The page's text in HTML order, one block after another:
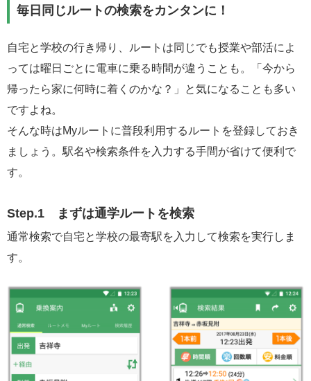
毎日同じルートの検索をカンタンに！
自宅と学校の行き帰り、ルートは同じでも授業や部活によ
っては曜日ごとに電車に乗る時間が違うことも。「今から
帰ったら家に何時に着くのかな？」と気になることも多い
ですよね。
そんな時はMyルートに普段利用するルートを登録しておき
ましょう。駅名や検索条件を入力する手間が省けて便利で
す。
Step.1 まずは通学ルートを検索
通常検索で自宅と学校の最寄駅を入力して検索を実行しま
す。